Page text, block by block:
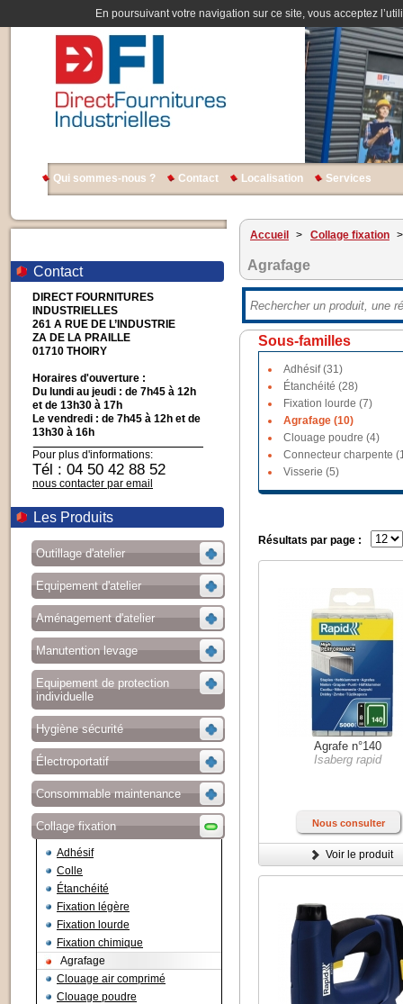
En poursuivant votre navigation sur ce site, vous acceptez
Qui sommes-nous ? Contact Localisation Services
Contact
DIRECT FOURNITURES
INDUSTRIELLES
261 A RUE DE L’INDUSTRIE
ZA DE LA PRAILLE
01710 THOIRY
Horaires d'ouverture :
Du lundi au jeudi : de 7h45 à 12h
et de 13h30 à 17h
Le vendredi : de 7h45 à 12h et de
13h30 à 16h
Pour plus d'informations:
Tél : 04 50 42 88 52
nous contacter par email
Les Produits
Outillage d'atelier
Equipement d'atelier
Aménagement d'atelier
Manutention levage
Equipement de protection
individuelle
Hygiène sécurité
Électroportatif
Consommable maintenance
Collage fixation
Adhésif
Colle
Étanchéité
Fixation légère
Fixation lourde
Fixation chimique
Agrafage
Clouage air comprimé
Clouage poudre
Accueil > Collage fixation >
Agrafage
Sous-familles
Adhésif (31)
Étanchéité (28)
Fixation lourde (7)
Agrafage (10)
Clouage poudre (4)
Connecteur charpente
Visserie (5)
Résultats par page :
Agrafe n°140
Isaberg rapid
Nous consulter
Voir le produit